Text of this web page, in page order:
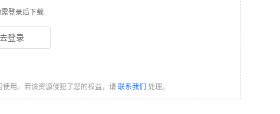
登录后下载
去登录
用。若该资源侵犯了您的权益，请 联系我们 处理。